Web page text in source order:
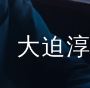
大迫淳